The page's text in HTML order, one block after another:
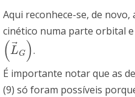
Aqui reconhece-se, de
cinético numa parte orbital
(LG )
(L→G ).
É importante notar que as
(9) só foram possíveis